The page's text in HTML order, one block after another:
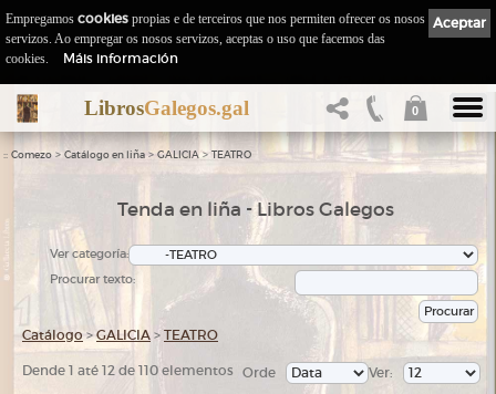
LibrosGalegos.gal 0
:: Comezo > Catálogo en liña > GALICIA> TEATRO
Tenda en liña - Libros Galegos
Ver categoría:
Procurar texto:
Catálogo >GALICIA > TEATRO
Dende 1 até 12 de 110 elementos Ver:
Orde
Aceptar
Empregamos cookies propias e de terceiros que nos permiten ofrecer os nosos
servizos. Ao empregar os nosos servizos, aceptas o uso que facemos das
cookies.
Máis información